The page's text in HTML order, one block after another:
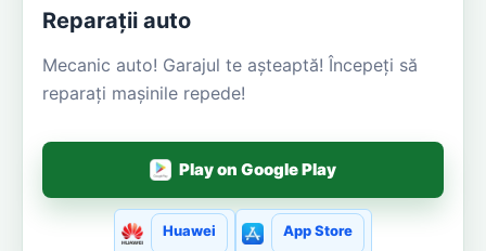
Reparații auto
Mecanic auto! Garajul te așteaptă! Începeți să
reparați mașinile repede!
Play on Google Play
Huawei App Store